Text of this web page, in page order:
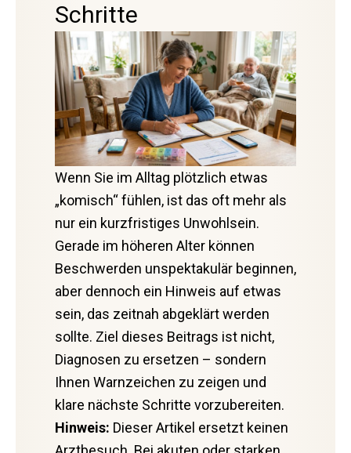
Schritte
Wenn Sie im Alltag plötzlich etwas
„komisch“ fühlen, ist das oft mehr als
nur ein kurzfristiges Unwohlsein.
Gerade im höheren Alter können
Beschwerden unspektakulär beginnen,
aber dennoch ein Hinweis auf etwas
sein, das zeitnah abgeklärt werden
sollte. Ziel dieses Beitrags ist nicht,
Diagnosen zu ersetzen – sondern
Ihnen Warnzeichen zu zeigen und
klare nächste Schritte vorzubereiten.
Hinweis: Dieser Artikel ersetzt keinen